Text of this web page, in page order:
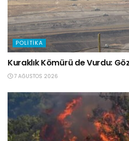
POLITIKA
Kuraklık Kömürü de Vurdu:
7 AĞUSTOS 2026